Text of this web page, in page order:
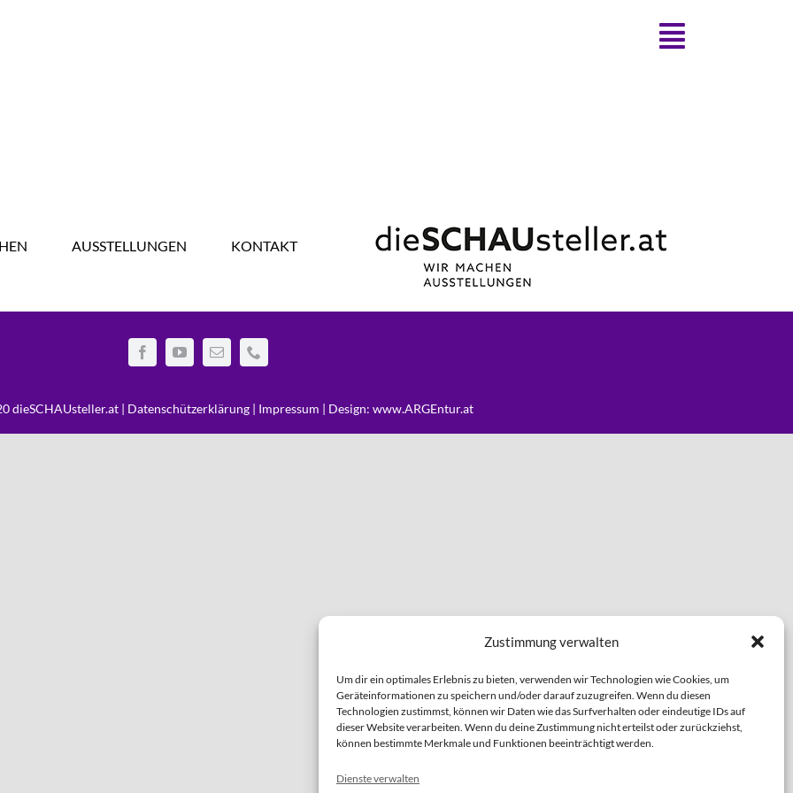
Zustimmung verwalten
Um dir ein optimales Erlebnis zu bieten, verwenden wir Technologien wie Cookies, um
Geräteinformationen zu speichern und/oder darauf zuzugreifen. Wenn du diesen
Technologien zustimmst, können wir Daten wie das Surfverhalten oder eindeutige IDs auf
dieser Website verarbeiten. Wenn du deine Zustimmung nicht erteilst oder zurückziehst,
können bestimmte Merkmale und Funktionen beeinträchtigt werden.
Dienste verwalten
AUSSTELLUNGEN KONTAKT
dieSCHAUsteller.at | Datenschützerklärung | Impressum | Design: www.ARGEntur.at